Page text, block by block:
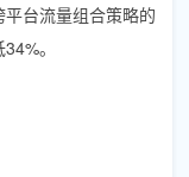
台流量组合策略的
。